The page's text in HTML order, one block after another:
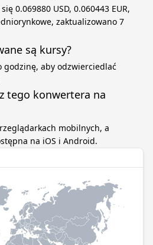
0.069880 USD, 0.060443 EUR,
zaktualizowano 7
są kursy?
godzinę, aby odzwierciedlać
tego konwertera na
mobilnych, a
na iOS i Android.